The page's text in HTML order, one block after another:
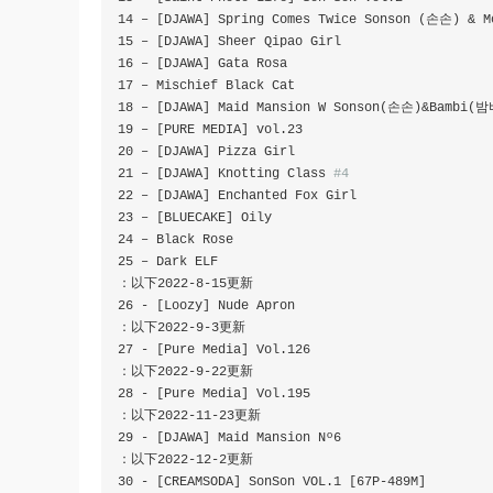
14 – DJAWA Spring Comes Twice Sonson (손손) &
15 – DJAWA Sheer Qipao Girl
16 – DJAWA Gata Rosa
17 – Mischief Black Cat
18 – DJAWA Maid Mansion W Sonson(손손)&Bambi(밤
19 – PURE MEDIA vol .23
20 – DJAWA Pizza Girl
21 – DJAWA Knotting Class #4
22 – DJAWA Enchanted Fox Girl
23 – BLUECAKE
Oily
24 – Black Rose
25 – Dark
：以下2022-8-15更新
26
- Loozy Nude Apron
：以下2022-9-3更新
27
- Pure Media Vol . 126
：以下2022-9-22更新
28
- Pure Media Vol . 195
：以下2022-11-23更新
29
- DJAWA Maid Mansion Nº6
：以下2022-12-2更新
30
- CREAMSODA SonSon VOL . 1 67P-489M